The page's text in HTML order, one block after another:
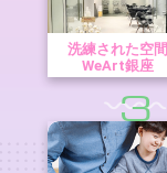
洗練された空間
WeArt銀座
3